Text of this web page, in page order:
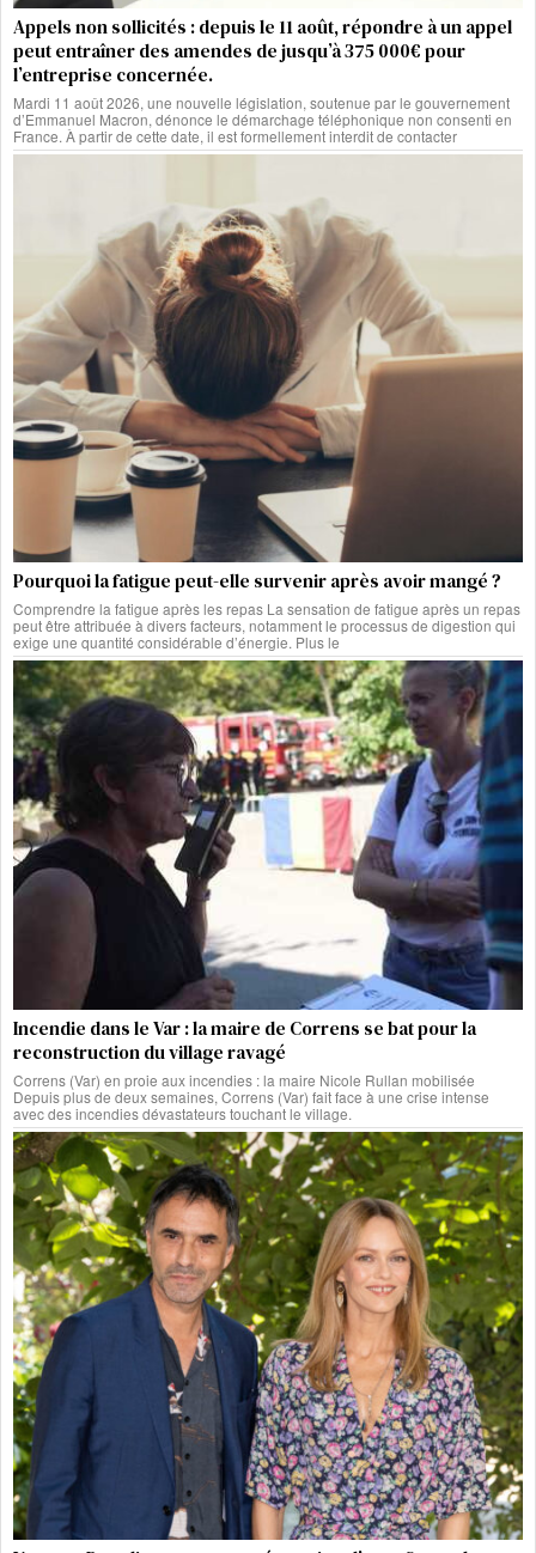
Appels non sollicités : depuis le 11 août, répondre à un appel
peut entraîner des amendes de jusqu’à 375 000€ pour
l’entreprise concernée.
Mardi 11 août 2026, une nouvelle législation, soutenue par le gouvernement
d’Emmanuel Macron, dénonce le démarchage téléphonique non consenti en
France. À partir de cette date, il est formellement interdit de contacter
Pourquoi la fatigue peut-elle survenir après avoir mangé ?
Comprendre la fatigue après les repas La sensation de fatigue après un repas
peut être attribuée à divers facteurs, notamment le processus de digestion qui
exige une quantité considérable d’énergie. Plus le
Incendie dans le Var : la maire de Correns se bat pour la
reconstruction du village ravagé
Correns (Var) en proie aux incendies : la maire Nicole Rullan mobilisée
Depuis plus de deux semaines, Correns (Var) fait face à une crise intense
avec des incendies dévastateurs touchant le village.